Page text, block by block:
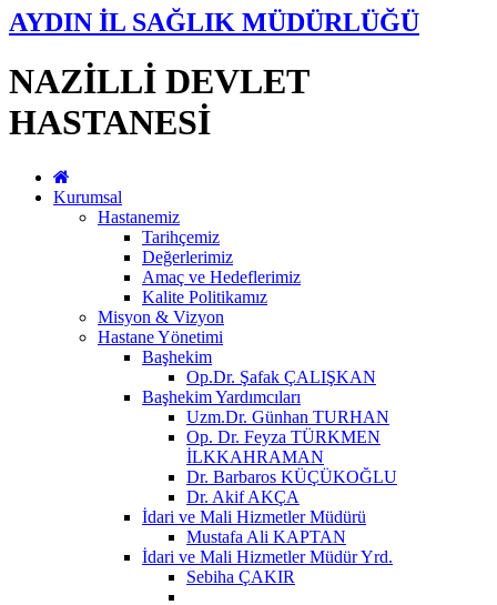
AYDIN İL SAĞLIK MÜDÜRLÜĞÜ
NAZİLLİ DEVLET
HASTANESİ
Kurumsal
Hastanemiz
Tarihçemiz
Değerlerimiz
Amaç ve Hedeflerimiz
Kalite Politikamız
Misyon & Vizyon
Hastane Yönetimi
Başhekim
Op.Dr. Şafak ÇALIŞKAN
Başhekim Yardımcıları
Uzm.Dr. Günhan TURHAN
Op. Dr. Feyza TÜRKMEN
İLKKAHRAMAN
Dr. Barbaros KÜÇÜKOĞLU
Dr. Akif AKÇA
İdari ve Mali Hizmetler Müdürü
Mustafa Ali KAPTAN
İdari ve Mali Hizmetler Müdür Yrd.
Sebiha ÇAKIR